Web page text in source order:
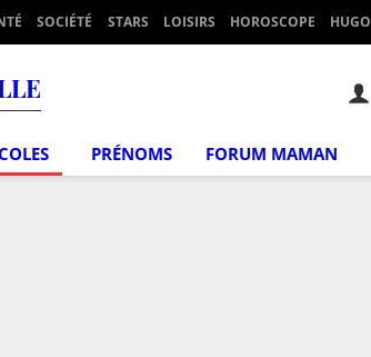
SOCIÉTÉ STARS LOISIRS HOROSCOPE HUGO
PRÉNOMS FORUM MAMAN